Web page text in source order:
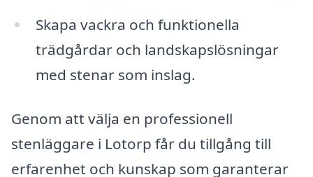
Skapa vackra och funktionella
trädgårdar och landskapslösningar
med stenar som inslag.
Genom att välja en professionell
stenläggare i Lotorp får du tillgång till
erfarenhet och kunskap som garanterar